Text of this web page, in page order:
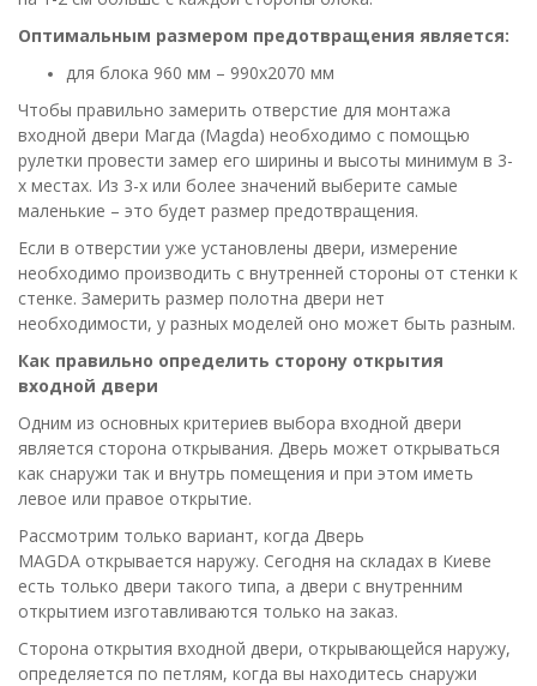
Оптимальным размером предотвращения является:
для блока 960 мм – 990х2070 мм
Чтобы правильно замерить отверстие для монтажа
входной двери Магда (Magda) необходимо с помощью
рулетки провести замер его ширины и высоты минимум в 3-
х местах. Из 3-х или более значений выберите самые
маленькие – это будет размер предотвращения.
Если в отверстии уже установлены двери, измерение
необходимо производить с внутренней стороны от стенки к
стенке. Замерить размер полотна двери нет
необходимости, у разных моделей оно может быть разным.
Как правильно определить сторону открытия
входной двери
Одним из основных критериев выбора входной двери
является сторона открывания. Дверь может открываться
как снаружи так и внутрь помещения и при этом иметь
левое или правое открытие.
Рассмотрим только вариант, когда Дверь
МAGDA открывается наружу. Сегодня на складах в Киеве
есть только двери такого типа, а двери с внутренним
открытием изготавливаются только на заказ.
Сторона открытия входной двери, открывающейся наружу,
определяется по петлям, когда вы находитесь снаружи